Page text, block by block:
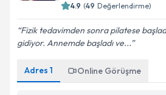
4.9 (49 Değerlendirme)
Fizik tedavimden sonra pilatese
gidiyor. Annemde başladı ve...
Adres 1 Online Görüşme